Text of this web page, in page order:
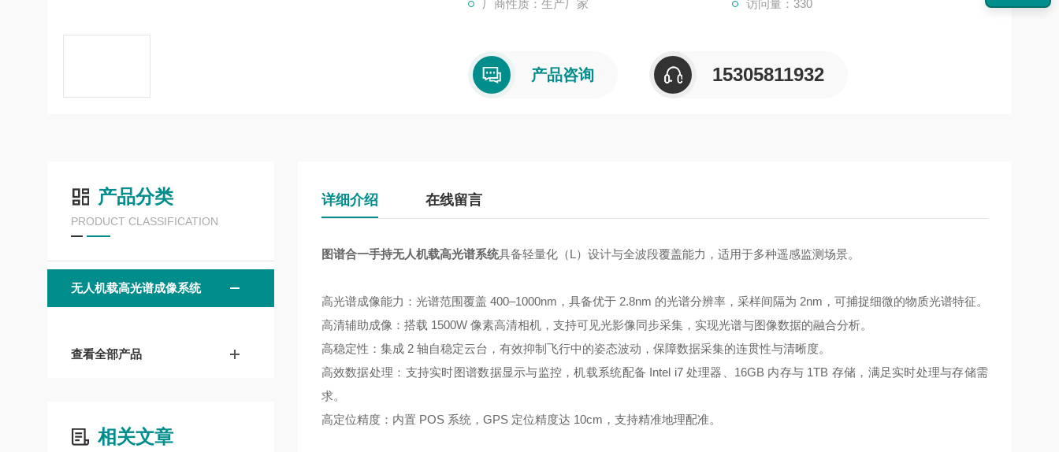
厂商性质：生产厂家 访问量：330
产品咨询 15305811932
产品分类
PRODUCT CLASSIFICATION
无人机载高光谱成像系统
查看全部产品
相关文章
详细介绍 在线留言
图谱合一手持无人机载高光谱系统具备轻量化（L）设计与全波段覆盖能力，适用于多种遥感监测场景。
高光谱成像能力：光谱范围覆盖 400–1000nm，具备优于 2.8nm 的光谱分辨率，采样间隔为 2nm，可捕捉细微的物质光谱特征。
高清辅助成像：搭载 1500W 像素高清相机，支持可见光影像同步采集，实现光谱与图像数据的融合分析。
高稳定性：集成 2 轴自稳定云台，有效抑制飞行中的姿态波动，保障数据采集的连贯性与清晰度。
高效数据处理：支持实时图谱数据显示与监控，机载系统配备 Intel i7 处理器、16GB 内存与 1TB 存储，满足实时处理与存储需
求。
高定位精度：内置 POS 系统，GPS 定位精度达 10cm，支持精准地理配准。